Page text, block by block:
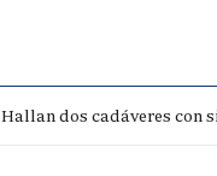
Hallan dos cadáveres con